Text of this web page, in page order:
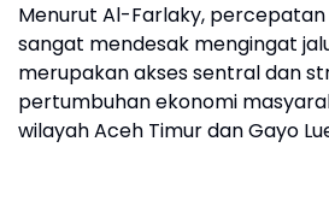
Menurut Al-Farlaky,
sangat mendesak mengingat
merupakan akses sentral dan
pertumbuhan ekonomi
wilayah Aceh Timur dan Gayo